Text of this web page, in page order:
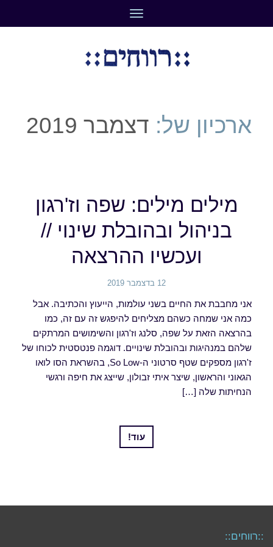
תפריט
ארכיון של: דצמבר 2019
מילים מילים: שפה וז'רגון
בניהול ובהובלת שינוי //
ועכשיו ההרצאה
12 בדצמבר 2019
אני מחבבת את החיים בשני עולמות, הייעוץ והכתיבה. אבל
כמה אני שמחה כשהם מצליחים להיפגש זה עם זה, כמו
בהרצאה הזאת על שפה, סלנג וז'רגון והשימושים המרתקים
שלהם במנהיגות ובהובלת שינויים. דוגמה פנטסטית לכוחו של
ז'רגון מספקים שטף סרטוני ה-So Low, בהשראת הסו לואו
הגאוני והראשון, שיצר איתי זבולון, שייצג את חיפה ורגשי
הנחיתות שלה […]
עוד!
::רווחים::